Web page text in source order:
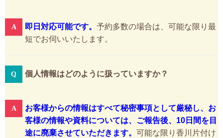
即日対応可能です。 予約多数の場合は、可能な限り最
短でお伺いいたします。
個人情報はどのように扱っていますか？
お客様からの情報はすべて秘密事項として厳秘し、お
客様の情報や資料については、ご報告後、10日間を目
途に廃棄させていただきます。 可能な限り香川片付け